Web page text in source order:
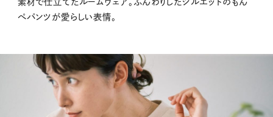
素材で仕立てたルームウェア。ふんわりしたシルエットのもん
ぺパンツが愛らしい表情。